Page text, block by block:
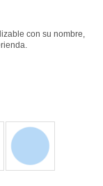
con su nombre,